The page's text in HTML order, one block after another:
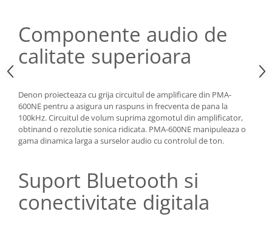
Componente audio de
calitate superioara
Denon proiecteaza cu grija circuitul de amplificare din PMA-
600NE pentru a asigura un raspuns in frecventa de pana la
100kHz. Circuitul de volum suprima zgomotul din amplificator,
obtinand o rezolutie sonica ridicata. PMA-600NE manipuleaza o
gama dinamica larga a surselor audio cu controlul de ton.
Suport Bluetooth si
conectivitate digitala